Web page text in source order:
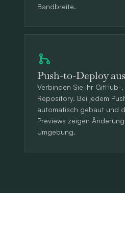
Bandbreite.
Push-to-Deploy
Verbinden Sie Ihr
Repository. Bei jedem
automatisch gebaut und
Previews zeigen
Umgebung.